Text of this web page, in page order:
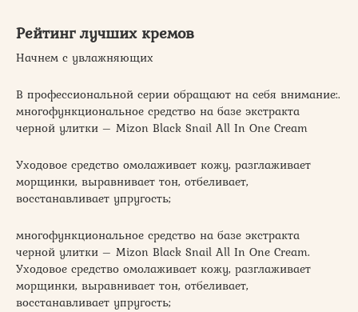
Рейтинг лучших кремов
Начнем с увлажняющих
В профессиональной серии обращают на себя внимание:.
многофункциональное средство на базе экстракта
черной улитки – Mizon Black Snail All In One Cream
Уходовое средство омолаживает кожу, разглаживает
морщинки, выравнивает тон, отбеливает,
восстанавливает упругость;
многофункциональное средство на базе экстракта
черной улитки – Mizon Black Snail All In One Cream.
Уходовое средство омолаживает кожу, разглаживает
морщинки, выравнивает тон, отбеливает,
восстанавливает упругость;